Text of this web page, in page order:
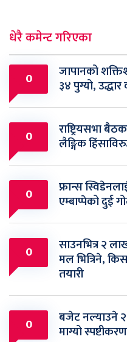
धेरै कमेन्ट गरिएका
0 जापानको
३४ पुग्यो, उद्धार
0 राष्ट्रियसभा
लैङ्गिक
0 फ्रान्स
एम्बाप्पेको दुई
0 साउनभित्र २
मल भित्रिने,
तयारी
0 बजेट नल्याउने
माग्यो स्पष्टीकरण